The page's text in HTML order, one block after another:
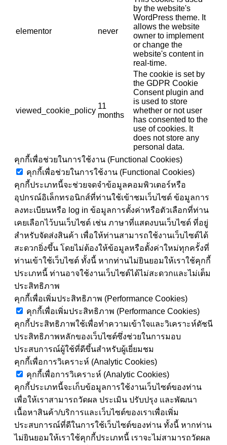
elementor never
by the website's
WordPress theme. It
allows the website
owner to implement
or change the
website's content in
real-time.
viewed_cookie_policy
11
months
The cookie is set by
the GDPR Cookie
Consent plugin and
is used to store
whether or not user
has consented to the
use of cookies. It
does not store any
personal data.
คุกกี้เพื่อช่วยในการใช้งาน (Functional Cookies)
คุกกี้เพื่อช่วยในการใช้งาน (Functional Cookies)
คุกกี้ประเภทนี้จะช่วยจดจำข้อมูลคอมพิวเตอร์หรือ
อุปกรณ์อิเล็กทรอนิกส์ที่ท่านใช้เข้าชมเว็บไซต์ ข้อมูลการ
ลงทะเบียนหรือ log in ข้อมูลการตั้งค่าหรือตัวเลือกที่ท่าน
เคยเลือกไว้บนเว็บไซต์ เช่น ภาษาที่แสดงบนเว็บไซต์ ที่อยู่
สำหรับจัดส่งสินค้า เพื่อให้ท่านสามารถใช้งานเว็บไซต์ได้
สะดวกยิ่งขึ้น โดยไม่ต้องให้ข้อมูลหรือตั้งค่าใหม่ทุกครั้งที่
ท่านเข้าใช้เว็บไซต์ ทั้งนี้ หากท่านไม่ยินยอมให้เราใช้คุกกี้
ประเภทนี้ ท่านอาจใช้งานเว็บไซต์ได้ไม่สะดวกและไม่เต็ม
ประสิทธิภาพ
คุกกี้เพื่อเพิ่มประสิทธิภาพ (Performance Cookies)
คุกกี้เพื่อเพิ่มประสิทธิภาพ (Performance Cookies)
คุกกี้ประสิทธิภาพใช้เพื่อทำความเข้าใจและวิเคราะห์ดัชนี
ประสิทธิภาพหลักของเว็บไซต์ซึ่งช่วยในการมอบ
ประสบการณ์ผู้ใช้ที่ดีขึ้นสำหรับผู้เยี่ยมชม
คุกกี้เพื่อการวิเคราะห์ (Analytic Cookies)
คุกกี้เพื่อการวิเคราะห์ (Analytic Cookies)
คุกกี้ประเภทนี้จะเก็บข้อมูลการใช้งานเว็บไซต์ของท่าน
เพื่อให้เราสามารถวัดผล ประเมิน ปรับปรุง และพัฒนา
เนื้อหาสินค้า/บริการและเว็บไซต์ของเราเพื่อเพิ่ม
ประสบการณ์ที่ดีในการใช้เว็บไซต์ของท่าน ทั้งนี้ หากท่าน
ไม่ยินยอมให้เราใช้คุกกี้ประเภทนี้ เราจะไม่สามารถวัดผล